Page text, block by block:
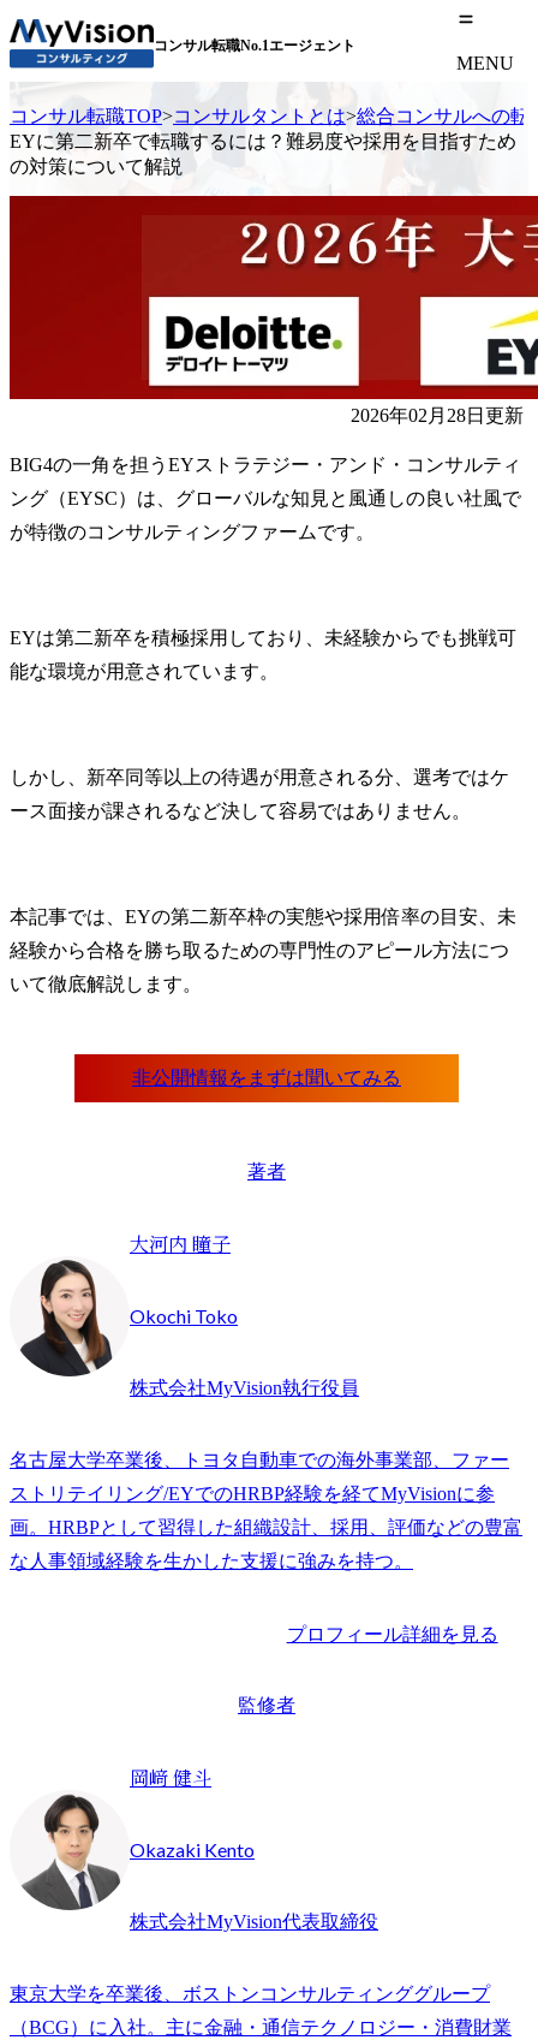
コンサル転職No.1エージェント
MENU
コンサル転職TOP>コンサルタントとは>総合コンサルへの転
EYに第二新卒で転職するには？難易度や採用を目指すため
の対策について解説
2026年02月28日更新
BIG4の一角を担うEYストラテジー・アンド・コンサルティ
ング（EYSC）は、グローバルな知見と風通しの良い社風で
が特徴のコンサルティングファームです。
EYは第二新卒を積極採用しており、未経験からでも挑戦可
能な環境が用意されています。
しかし、新卒同等以上の待遇が用意される分、選考ではケ
ース面接が課されるなど決して容易ではありません。
本記事では、EYの第二新卒枠の実態や採用倍率の目安、未
経験から合格を勝ち取るための専門性のアピール方法につ
いて徹底解説します。
著者
大河内 瞳子
Okochi Toko
株式会社MyVision執行役員
名古屋大学卒業後、トヨタ自動車での海外事業部、ファー
ストリテイリング/EYでのHRBP経験を経てMyVisionに参
画。HRBPとして習得した組織設計、採用、評価などの豊富
な人事領域経験を生かした支援に強みを持つ。
プロフィール詳細を見る
監修者
岡﨑 健斗
Okazaki Kento
株式会社MyVision代表取締役
東京大学を卒業後、ボストンコンサルティンググループ
（BCG）に入社。主に金融・通信テクノロジー・消費財業